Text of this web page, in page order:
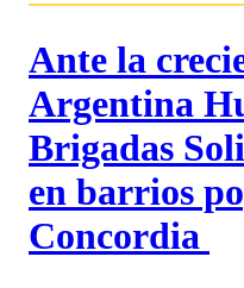
Ante la
Argentina
Brigadas
en barrios
Concordia